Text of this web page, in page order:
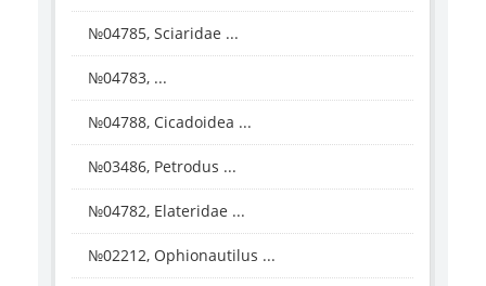
№04785, Sciaridae ...
№04783, ...
№04788, Cicadoidea ...
№03486, Petrodus ...
№04782, Elateridae ...
№02212, Ophionautilus ...